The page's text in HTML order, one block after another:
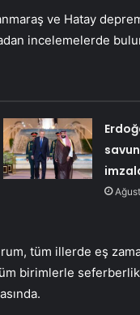
ve Hatay
incelemelerde
tüm illerde eş
tüm birimlerle